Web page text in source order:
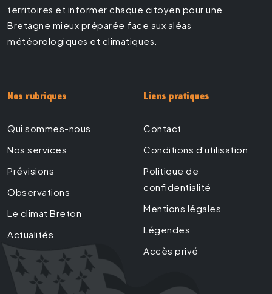
territoires et informer chaque citoyen pour une
Bretagne mieux préparée face aux aléas
météorologiques et climatiques.
Nos rubriques
Qui sommes-nous
Nos services
Prévisions
Observations
Le climat Breton
Actualités
Liens pratiques
Contact
Conditions d'utilisation
Politique de
confidentialité
Mentions légales
Légendes
Accès privé